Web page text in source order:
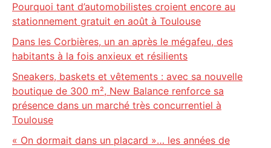
Pourquoi tant d’automobilistes croient encore au
stationnement gratuit en août à Toulouse
Dans les Corbières, un an après le mégafeu, des
habitants à la fois anxieux et résilients
Sneakers, baskets et vêtements : avec sa nouvelle
boutique de 300 m², New Balance renforce sa
présence dans un marché très concurrentiel à
Toulouse
« On dormait dans un placard »… les années de